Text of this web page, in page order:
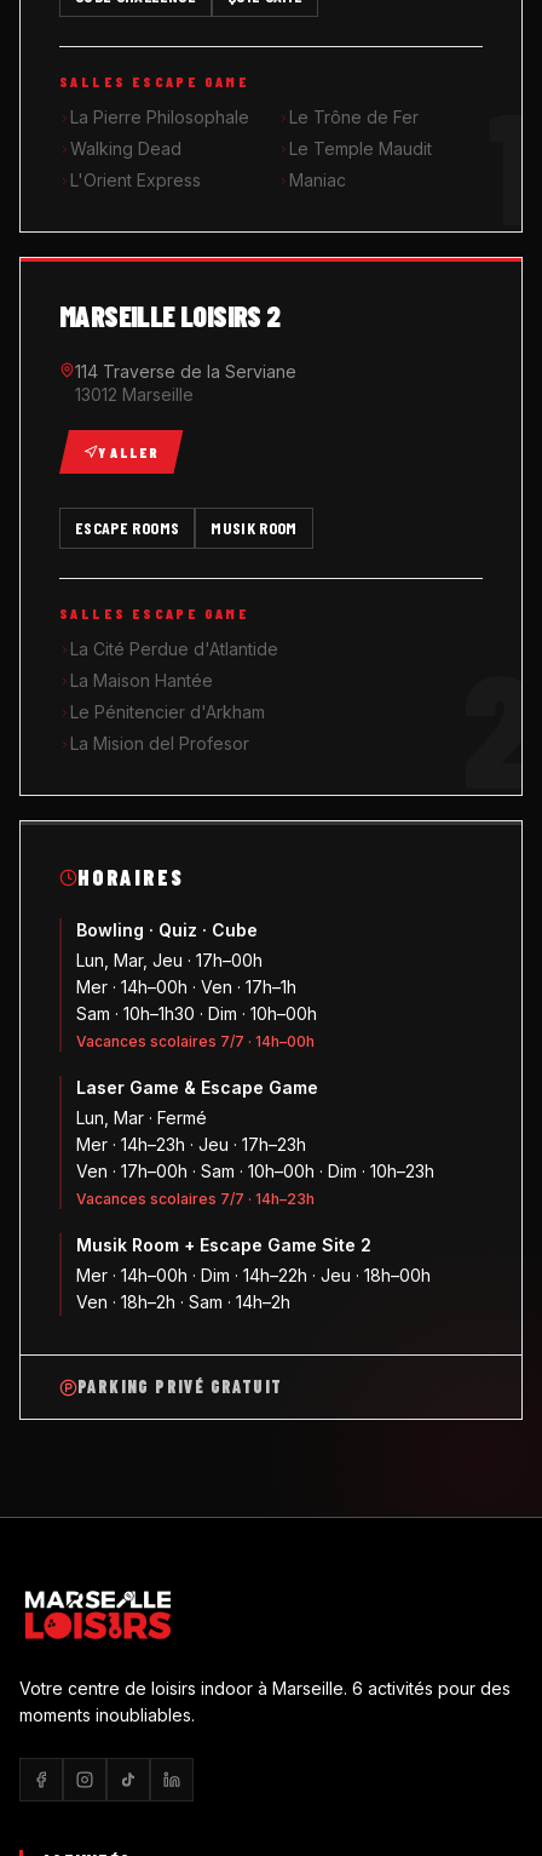
MUSIK ROOM KARAOKÉ
QUIZ GAME
SALLES ESCAPE GAME
La Pierre Philosophale
Le Trône de Fer
Walking Dead
Le Temple Maudit
L'Orient Express
Maniac
HORAIRES
Bowling · Quiz · Cube
Lun, Mar, Jeu · 17h–00h
Mer · 14h–00h · Ven · 17h–1h
Sam · 10h–1h30 · Dim · 10h–00h
Vacances scolaires 7/7 · 14h–00h
Laser Game & Escape Game
Lun, Mar · Fermé
Mer · 14h–23h · Jeu · 17h–23h
Ven · 17h–00h · Sam · 10h–00h · Dim · 10h–23h
Vacances scolaires 7/7 · 14h–23h
Musik Room + Escape Game Site 2
Mer · 14h–00h · Dim · 14h–22h · Jeu · 18h–00h
Ven · 18h–2h · Sam · 14h–2h
PARKING PRIVÉ GRATUIT
MARSEILLE LOISIRS 2
114 Traverse de la Serviane
13012 Marseille
Y ALLER
ESCAPE ROOMS MUSIK ROOM
SALLES ESCAPE GAME
La Cité Perdue d'Atlantide
La Maison Hantée
Le Pénitencier d'Arkham
La Mision del Profesor
Votre centre de loisirs indoor à Marseille. 6 activités pour des
moments inoubliables.